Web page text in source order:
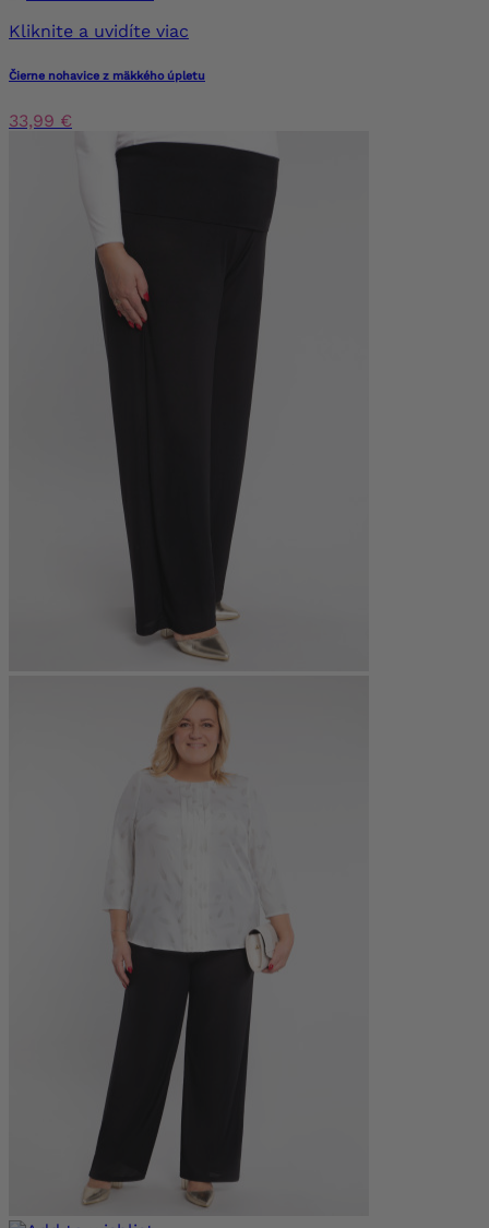
Kliknite a uvidíte viac
Čierne nohavice z mäkkého úpletu
33,99 €